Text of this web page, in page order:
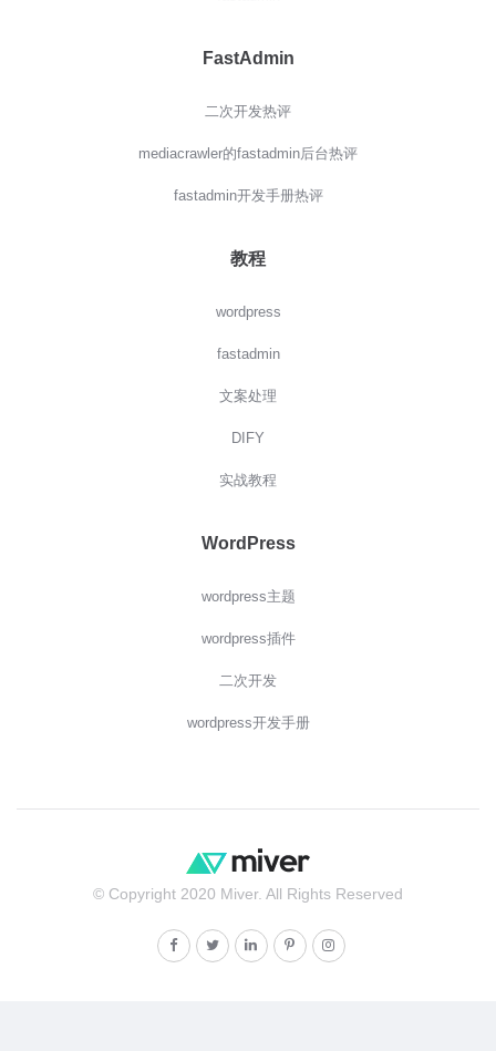
FastAdmin
二次开发热评
mediacrawler的fastadmin后台热评
fastadmin开发手册热评
教程
wordpress
fastadmin
文案处理
DIFY
实战教程
WordPress
wordpress主题
wordpress插件
二次开发
wordpress开发手册
© Copyright 2020 Miver. All Rights Reserved